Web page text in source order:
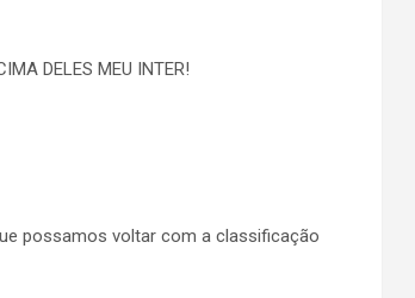
DELES MEU INTER!
possamos voltar com a classificação